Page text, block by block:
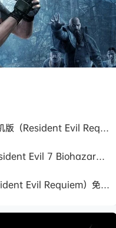
生化危机9：安魂曲-虚拟机版（Resident Evil Requiem HYPERVISOR）免安装中文版
《生化危机7：黄金版/Resident Evil 7 Biohazard》免安装中文版
生化危机9：安魂曲（Resident Evil Requiem）免安装中文版